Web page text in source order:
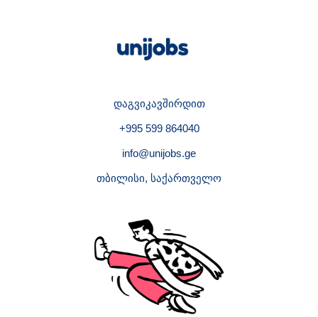
დაგვიკავშირდით
+995 599 864040
info@unijobs.ge
თბილისი, საქართველო